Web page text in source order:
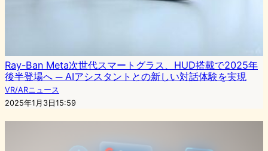
Ray-Ban Meta次世代スマートグラス、HUD搭載で2025年
後半登場へ ─ AIアシスタントとの新しい対話体験を実現
VR/ARニュース
2025年1月3日15:59